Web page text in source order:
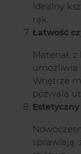
Idealny
rąk.
Łatwość
Materiał,
umożliwia
Wnętrze
pozwala
sprawiają,